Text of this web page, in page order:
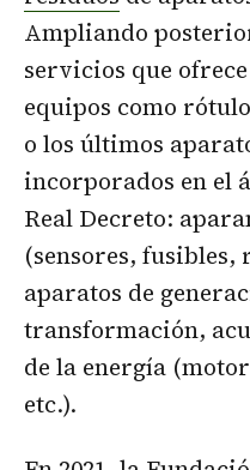
Ampliando
servicios que
equipos como
o los últimos
incorporados en el
Real Decreto:
(sensores, fusibles,
aparatos de
transformación,
de la energía
etc.).